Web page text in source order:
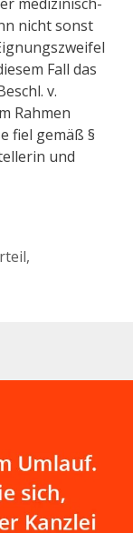
nicht sonst
Fall das
v.
Rahmen
fiel gemäß §
und
,